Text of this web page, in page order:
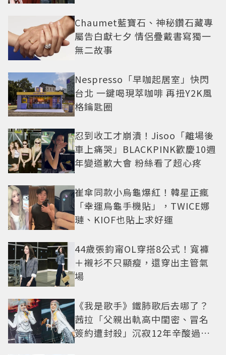
Chaumet藍寶石、神秘鑽石藏專
屬告白獻七夕 情侶疊戴書寫獨一
無二故事
Nespresso「早咖起居室」快閃
台北 一鍵喝現萃咖啡 再扭Y2K風
格鑰匙圈
忍到收工才崩潰！Jisoo「離場後
車上痛哭」BLACKPINK歡慶10週
年變道歉大會 粉絲看了超心疼
崔傘同款小烏龜爆紅！韓星正瘋
「幸運烏龜手機貼」，TWICE娜
璉、KIOF也貼上求好運
44歲張鈞甯OL穿搭8公式！寬褲
＋襯衫不只顯瘦，還穿出主管氣
場
《我是歌手》鐵肺歌后去哪了？
茜拉「父親出軌高中閨密、冒名
簽約遭封殺」沉寂12年辛酸過往